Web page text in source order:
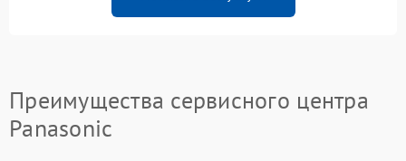
Преимущества сервисного центра
Panasonic